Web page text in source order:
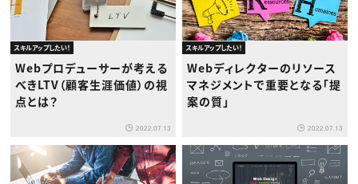
スキルアップしたい！
Webプロデューサーが考える
べきLTV（顧客生涯価値）の視
点とは？
2022.07.13
スキルアップしたい！
Webディレクターのリソース
マネジメントで重要となる「提
案の質」
2022.07.13